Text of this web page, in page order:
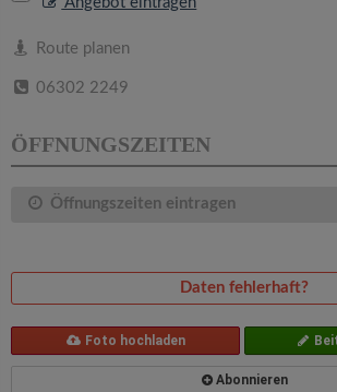
Route planen
06302 2249
ÖFFNUNGSZEITEN
Öffnungszeiten eintragen
Daten fehlerhaft?
Foto hochladen
Abonnieren
i